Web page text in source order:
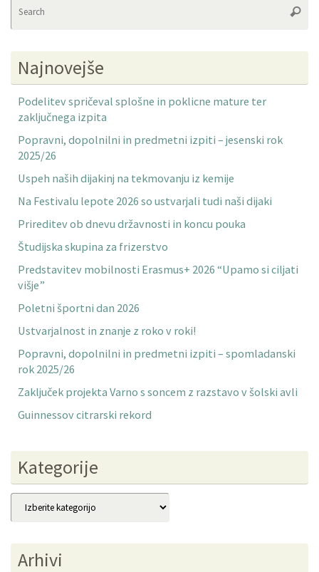
Najnovejše
Podelitev spričeval splošne in poklicne mature ter
zaključnega izpita
Popravni, dopolnilni in predmetni izpiti – jesenski rok
2025/26
Uspeh naših dijakinj na tekmovanju iz kemije
Na Festivalu lepote 2026 so ustvarjali tudi naši dijaki
Prireditev ob dnevu državnosti in koncu pouka
Študijska skupina za frizerstvo
Predstavitev mobilnosti Erasmus+ 2026 “Upamo si ciljati
višje”
Poletni športni dan 2026
Ustvarjalnost in znanje z roko v roki!
Popravni, dopolnilni in predmetni izpiti – spomladanski
rok 2025/26
Zaključek projekta Varno s soncem z razstavo v šolski avli
Guinnessov citrarski rekord
Kategorije
Kategorije
Arhivi